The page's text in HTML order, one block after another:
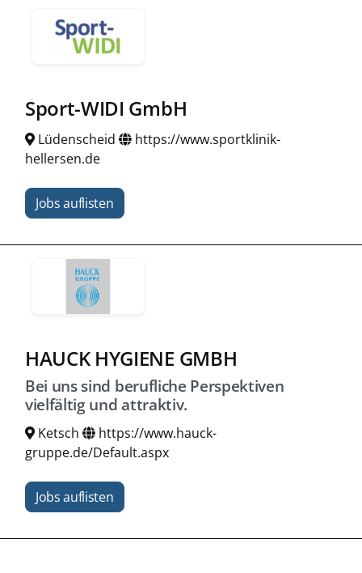
Sport-WIDI GmbH
Lüdenscheid
https://www.sportklinik-
hellersen.de
Jobs auflisten
HAUCK HYGIENE GMBH
Bei uns sind berufliche Perspektiven
vielfältig und attraktiv.
Ketsch
https://www.hauck-
gruppe.de/Default.aspx
Jobs auflisten